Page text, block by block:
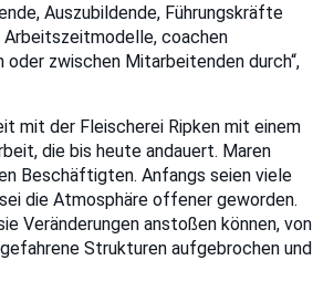
Auszubildende, Führungskräfte
Arbeitszeitmodelle, coachen
zwischen Mitarbeitenden durch“,
mit der Fleischerei Ripken mit einem
die bis heute andauert. Maren
Beschäftigten. Anfangs seien viele
die Atmosphäre offener geworden.
Veränderungen anstoßen können, von
Strukturen aufgebrochen und